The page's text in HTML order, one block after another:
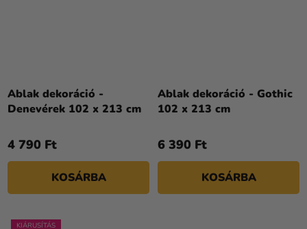
Ablak dekoráció -
Denevérek 102 x 213 cm
4 790 Ft
KOSÁRBA
Ablak dekoráció - Gothic
102 x 213 cm
6 390 Ft
KOSÁRBA
KIÁRUSÍTÁS